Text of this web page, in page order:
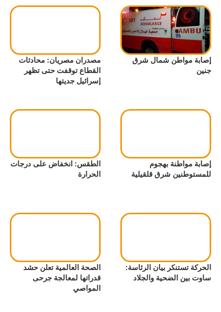
إصابة مواطن شمال شرق
جنين
مصدران مصريان: محادثات
القطاع توقفت حتى تظهر
إسرائيل جديتها
إصابة مواطنة بهجوم
للمستوطنين شرق قلقيلية
الطقس: انخفاض على درجات
الحرارة
الحركة تستنكر بيان الرئاسة:
ساوت بين الضحية والجلاد
الصحة العالمية تعلن حشد
قدراتها لمعالجة جرحى
المواصي